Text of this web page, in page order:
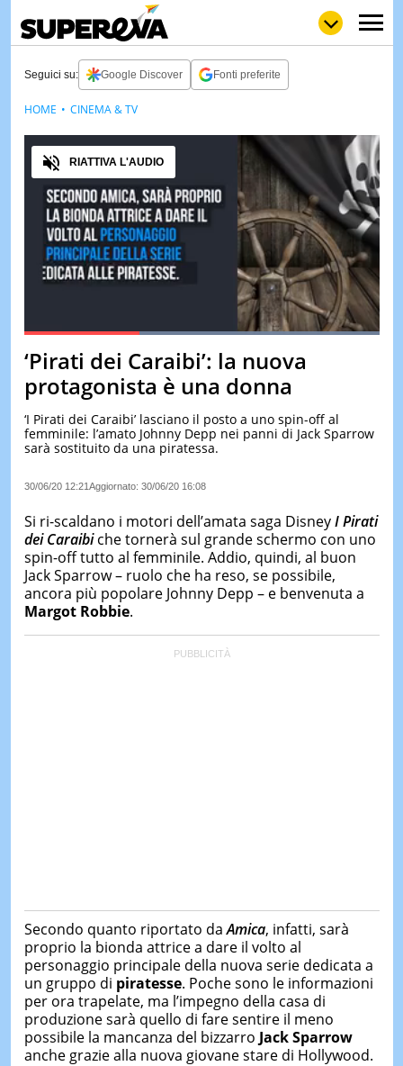
LOLGULP
LOVE
WOW
POP
NEWS
STORIE
VIDEO
& TV
QUIZ
&
TEST
LE
DI
IERI
Seguici su: Google Discover Fonti preferite
Pause Unmute
Loaded:100.00%
Audio
RIATTIVA L'AUDIO
‘Pirati dei Caraibi’: la nuova
protagonista è una donna
‘I Pirati dei Caraibi’ lasciano il posto a uno spin-off al
femminile: l’amato Johnny Depp nei panni di Jack Sparrow
sarà sostituito da una piratessa.
30/06/20 12:21 Aggiornato: 30/06/20 16:08
HOME CINEMA & TV
Si ri-scaldano i motori dell’amata saga DisneyI Pirati
dei Caraibiche tornerà sul grande schermo con uno
spin-off tutto al femminile. Addio, quindi, al buon
Jack Sparrow – ruolo che ha reso, se possibile,
ancora più popolare Johnny Depp – e benvenuta a
Margot Robbie.
Secondo quanto riportato daAmica, infatti, sarà
proprio la bionda attrice a dare il volto al
personaggio principale della nuova serie dedicata a
un gruppo di piratesse. Poche sono le informazioni
per ora trapelate, ma l’impegno della casa di
produzione sarà quello di fare sentire il meno
possibile la mancanza del bizzarro Jack Sparrow
anche grazie alla nuova giovane stare di Hollywood.